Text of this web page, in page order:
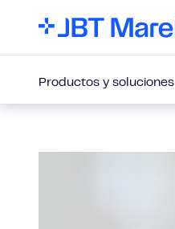
Productos y soluciones